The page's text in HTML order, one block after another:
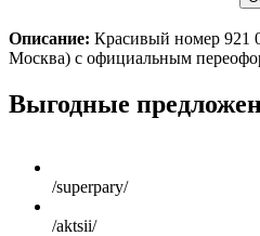
Описание: Красивый номер 921
Москва) с официальным
Scroll
Up
Выгодные
/superpary/
/aktsii/